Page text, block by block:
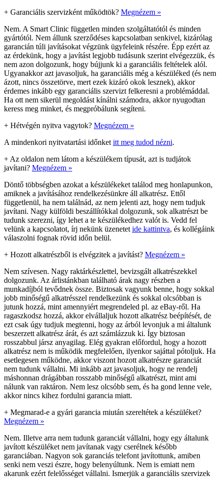
+ Garanciális szervizként működtök? Megnézem »
Nem. A Smart Clinic független minden szolgáltatótól és minden
gyártótól. Nem állunk szerződéses kapcsolatban senkivel, kizárólag
garancián túli javításokat végzünk ügyfeleink részére. Épp ezért az
az érdekünk, hogy a javítást legjobb tudásunk szerint elvégezzük, és
nem azon dolgozunk, hogy bújjunk ki a garanciális feltételek alól.
Ugyanakkor azt javasoljuk, ha garanciális még a készüléked (és nem
ázott, nincs összetörve, mert ezek kizáró okok lesznek), akkor
érdemes inkább egy garanciális szervizt felkeresni a problémáddal.
Ha ott nem sikerül megoldást kínálni számodra, akkor nyugodtan
keress meg minket, és megpróbálunk segíteni.
+ Hétvégén nyitva vagytok? Megnézem »
A mindenkori nyitvatartási időnket itt meg tudod nézni.
+ Az oldalon nem látom a készülékem típusát, azt is tudjátok
javítani? Megnézem »
Döntő többségben azokat a készülékeket találod meg honlapunkon,
amiknek a javításához rendelkezésünkre áll alkatrész. Ettől
függetlenül, ha nem találnád, az nem jelenti azt, hogy nem tudjuk
javítani. Nagy külföldi beszállítókkal dolgozunk, sok alkatrészt be
tudunk szerezni, így lehet a te készülékedhez valót is. Vedd fel
velünk a kapcsolatot, írj nekünk üzenetet ide kattintva, és kollégáink
válaszolni fognak rövid időn belül.
+ Hozott alkatrészből is elvégzitek a javítást? Megnézem »
Nem szívesen. Nagy raktárkészlettel, bevizsgált alkatrészekkel
dolgozunk. Az árlistánkban található árak nagy részben a
munkadíjból tevődnek össze. Biztosak vagyunk benne, hogy sokkal
jobb minőségű alkatrésszel rendelkezünk és sokkal olcsóbban is
jutunk hozzá, mint amennyiért megrendeled pl. az eBay-ről. Ha
ragaszkodsz hozzá, akkor elvállaljuk hozott alkatrész beépítését, de
ezt csak úgy tudjuk megtenni, hogy az árból levonjuk a mi általunk
beszerzett alkatrész árát, és azt számlázzuk ki. Így biztosan
rosszabbul jársz anyagilag. Elég gyakran előfordul, hogy a hozott
alkatrész nem is működik megfelelően, ilyenkor sajáttal pótoljuk. Ha
esetlegesen működne, akkor viszont hozott alkatrészre garanciát
nem tudunk vállalni. Mi inkább azt javasoljuk, hogy ne rendelj
máshonnan drágábban rosszabb minőségű alkatrészt, mint ami
nálunk van raktáron. Nem lesz olcsóbb sem, és ha gond lenne vele,
akkor nincs kihez fordulni garancia miatt.
+ Megmarad-e a gyári garancia miután szereltétek a készüléket?
Megnézem »
Nem. Illetve arra nem tudunk garanciát vállalni, hogy egy általunk
javított készüléket nem javítanak vagy cserélnek később
garanciában. Nagyon sok garanciás telefont javítottunk, amiben
senki nem veszi észre, hogy belenyúltunk. Nem is emiatt nem
akarunk ezért felelősséget vállalni. Ismerjük a garanciális szervizek